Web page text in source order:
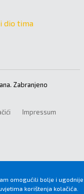
dio tima
Zabranjeno
Impressum
omogućili bolje i ugodnije
korištenja kolačića.